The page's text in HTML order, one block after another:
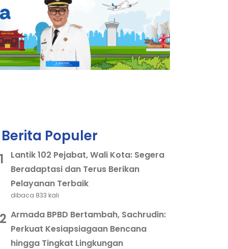
Berita Populer
Lantik 102 Pejabat, Wali Kota: Segera
Beradaptasi dan Terus Berikan
Pelayanan Terbaik
dibaca 833 kali
Armada BPBD Bertambah, Sachrudin:
Perkuat Kesiapsiagaan Bencana
hingga Tingkat Lingkungan